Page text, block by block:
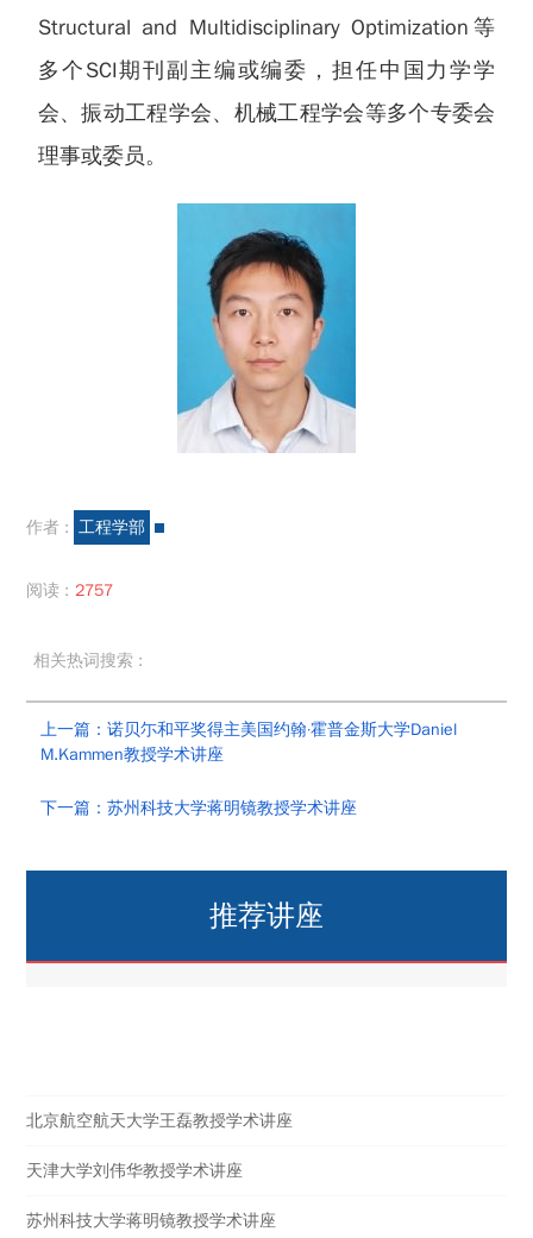
Structural and Multidisciplinary Optimization等
多个SCI期刊副主编或编委，担任中国力学学
会、振动工程学会、机械工程学会等多个专委会
理事或委员。
作者 : 工程学部
阅读 : 2757
相关热词搜索 :
上一篇：诺贝尓和平奖得主美国约翰·霍普金斯大学Daniel
M.Kammen教授学术讲座
下一篇：苏州科技大学蒋明镜教授学术讲座
推荐讲座
北京航空航天大学王磊教授学术讲座
天津大学刘伟华教授学术讲座
苏州科技大学蒋明镜教授学术讲座